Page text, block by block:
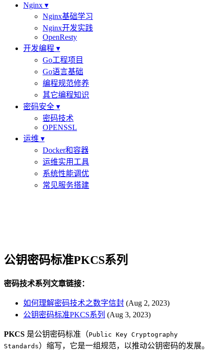
Nginx ▾
Nginx基础学习
Nginx开发实践
OpenResty
开发编程 ▾
Go工程项目
Go语言基础
编程规范修养
其它编程知识
密码安全 ▾
密码技术
OPENSSL
运维 ▾
Docker和容器
运维实用工具
系统性能调优
常见服务搭建
公钥密码标准PKCS系列
密码技术系列文章链接：
如何理解密码技术之数字信封 (Aug 2, 2023)
公钥密码标准PKCS系列 (Aug 3, 2023)
PKCS 是公钥密码标准（Public Key Cryptography
Standards）缩写，它是一组规范，以推动公钥密码的发展。